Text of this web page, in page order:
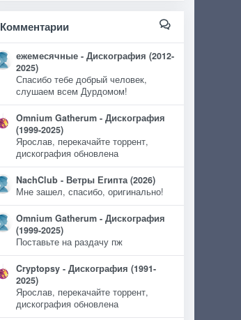
Комментарии
ежемесячные - Дискография (2012-
2025)
Спасибо тебе добрый человек,
слушаем всем Дурдомом!
Omnium Gatherum - Дискография
(1999-2025)
Ярослав, перекачайте торрент,
дискография обновлена
NachClub - Ветры Египта (2026)
Мне зашел, спасибо, оригинально!
Omnium Gatherum - Дискография
(1999-2025)
Поставьте на раздачу пж
Cryptopsy - Дискография (1991-
2025)
Ярослав, перекачайте торрент,
дискография обновлена